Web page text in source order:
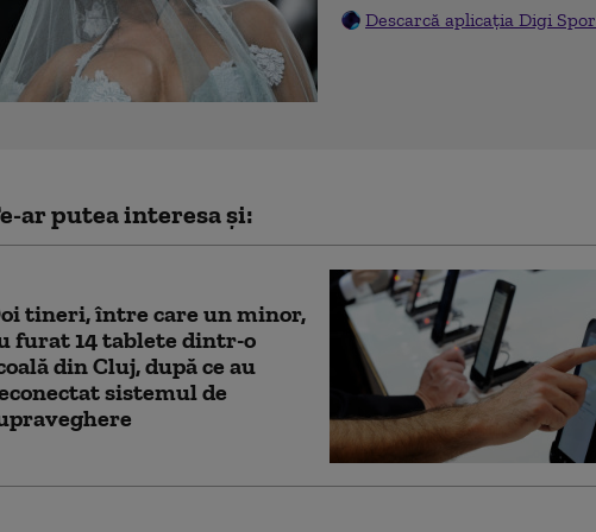
Descarcă aplicația Digi
ar putea interesa și:
tineri, între care un minor,
furat 14 tablete dintr-o
din Cluj, după ce au
sistemul de